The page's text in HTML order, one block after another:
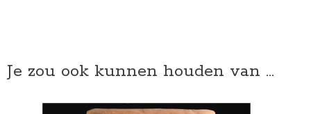
Je zou ook kunnen houden van …